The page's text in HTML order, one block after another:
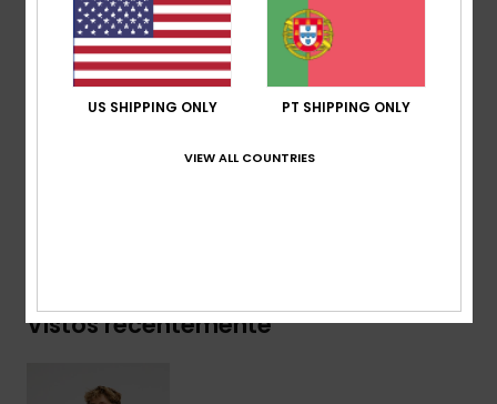
Gola:gola redonda
Outros:logotipo bordado no peito
Etiqueta tecida na manga
Composição [Tecido principal] 70% algodão, 30%
Vistos recentemente
US SHIPPING ONLY PT SHIPPING ONLY
VIEW ALL COUNTRIES